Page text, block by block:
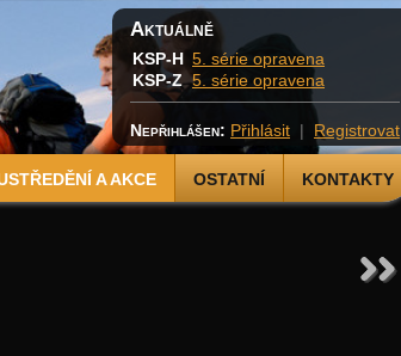
A AKCE OSTATNÍ KONTAKTY
Aktuálně
KSP-H 5. série opravena
KSP-Z 5. série opravena
Nepřihlášen: Přihlásit | Registrovat